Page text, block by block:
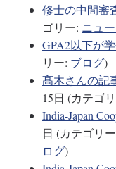
修士の中間審
ゴリー: ニュ
GPA2以下が
リー: ブログ)
髙木さんの記
15日 (カテゴ
India-Japan
日 (カテゴリ
ログ)